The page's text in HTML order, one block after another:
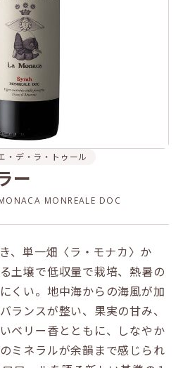
・デ・ラ・トゥール
ー
MONREALE DOC
、単一畑〈ラ・モナカ〉か
土壌で低収量で栽培、熱暑の
くい。地中海からの海風が加
ランスが整い、果実の甘み、
ベリー香とともに、しなやか
ミネラルが余韻まで感じられ